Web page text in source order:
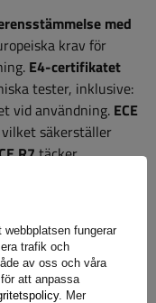
med
krav för
E4-certifikatet
tester, inklusive:
vid användning. ECE
säkerställer
R7täcker
enheter.
lösning, idealisk
maskiner.
fungerar
trafik och
av oss och våra
att anpassa
. Mer